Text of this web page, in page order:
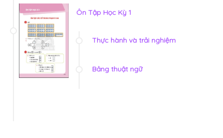
Ôn Tập Học Kỳ 1
Thực hành và trải nghiệm
Bảng thuật ngữ